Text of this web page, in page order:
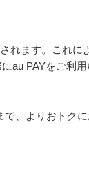
れます。これに
au PAYをご利
で、よりおトク